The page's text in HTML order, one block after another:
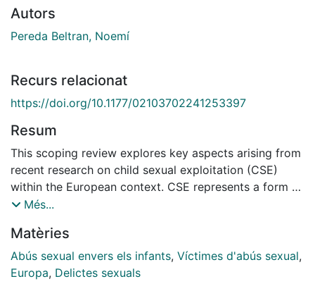
Autors
Pereda Beltran, Noemí
Recurs relacionat
https://doi.org/10.1177/02103702241253397
Resum
This scoping review explores key aspects arising from
recent research on child sexual exploitation (CSE)
within the European context. CSE represents a form of
sexual violence occurring across all regions and
adolescents. The exploiter or exploiters respond to the
victim’s unmet basic needs and lead them to believe
that they are engaging in a consensual exchange and
Més...
Matèries
Abús sexual envers els infants, Víctimes d'abús sexual,
Europa, Delictes sexuals